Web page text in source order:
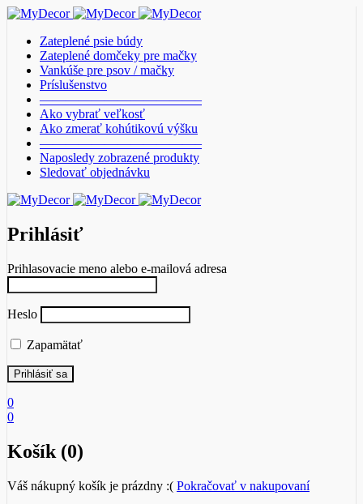
Zateplené psie búdy
Zateplené domčeky pre mačky
Vankúše pre psov / mačky
Príslušenstvo
————————————–
Ako vybrať veľkosť
Ako zmerať kohútikovú výšku
————————————–
Naposledy zobrazené produkty
Sledovať objednávku
Prihlásiť
Prihlasovacie meno alebo e-mailová adresa
Heslo
Zapamätať
0
0
Košík (0)
Váš nákupný košík je prázdny :( Pokračovať v nakupovaní